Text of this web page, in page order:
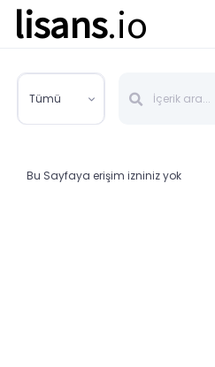
lisans.io
Tümü
Bu Sayfaya erişim izniniz yok